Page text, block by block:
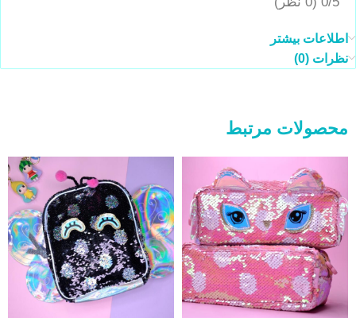
اطلاعات بیشتر
نظرات (0)
محصولات مرتبط